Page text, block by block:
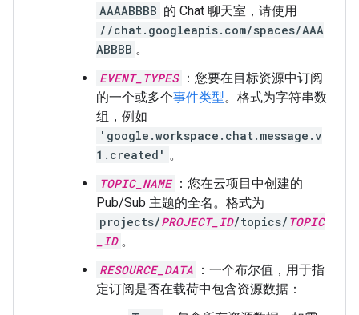
AAAABBBB 的 Chat 聊天室，请使用
//chat.googleapis.com/spaces/AAA
ABBBB 。
EVENT_TYPES ：您要在目标资源中订阅
的一个或多个事件类型。格式为字符串数
组，例如
'google.workspace.chat.message.v
1.created' 。
TOPIC_NAME ：您在云项目中创建的
Pub/Sub 主题的全名。格式为
projects/PROJECT_ID/topics/ TOPIC
_ID 。
RESOURCE_DATA ：一个布尔值，用于指
定订阅是否在载荷中包含资源数据：